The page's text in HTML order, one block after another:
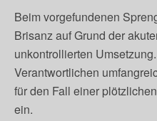
Beim vorgefundenen
Brisanz auf Grund der
unkontrollierten
Verantwortlichen
für den Fall einer
ein.